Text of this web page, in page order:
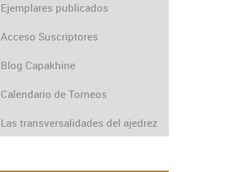
Ejemplares publicados
Acceso Suscriptores
Blog Capakhine
Calendario de Torneos
Las transversalidades del ajedrez